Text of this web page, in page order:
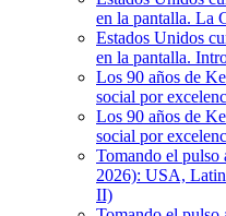
en la pantalla. La
Estados Unidos
en la pantalla.
Los 90 años de
social por
Los 90 años de
social por
Tomando el
2026): USA,
II)